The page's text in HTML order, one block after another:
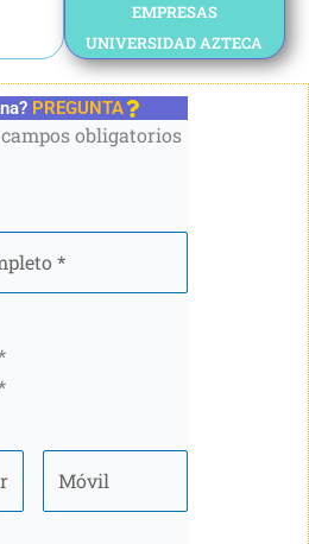
EMPRESAS
UNIVERSIDAD AZTECA
PREGUNTA
obligatorios